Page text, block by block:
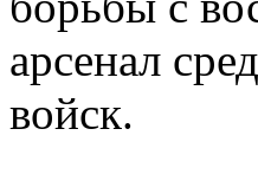
арсенал
войск.